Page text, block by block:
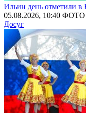
Ильин день отметили в
05.08.2026, 10:40 ФОТО
Досуг